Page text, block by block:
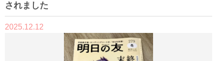
されました
2025.12.12